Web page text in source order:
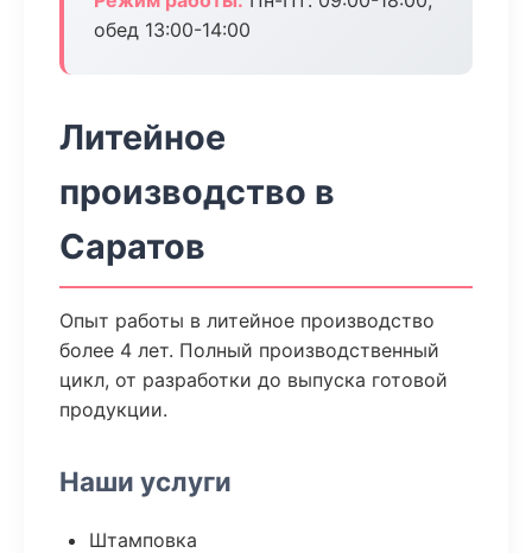
обед 13:00-14:00
Литейное
производство в
Саратов
Опыт работы в литейное производство
более 4 лет. Полный производственный
цикл, от разработки до выпуска готовой
продукции.
Наши услуги
Штамповка